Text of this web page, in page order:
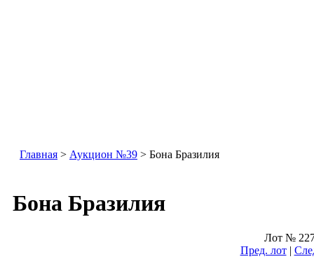
Главная > Аукцион №39 > Бона Бразилия
Бона Бразилия
Лот №
Пред. лот|